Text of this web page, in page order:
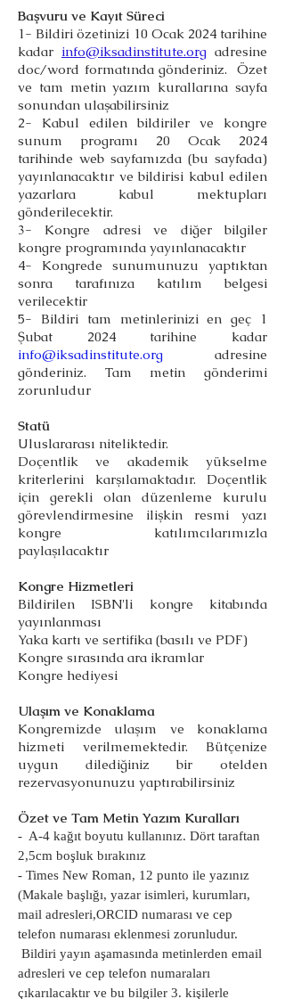
Başvuru ve Kayıt Süreci
1- Bildiri özetinizi 10 Ocak 2024 tarihine
kadar info@iksadinstitute.org adresine
doc/word formatında gönderiniz. Özet
ve tam metin yazım kurallarına sayfa
sonundan ulaşabilirsiniz
2- Kabul edilen bildiriler ve kongre
sunum programı 20 Ocak 2024
tarihinde web sayfamızda (bu sayfada)
yayınlanacaktır ve bildirisi kabul edilen
yazarlara kabul mektupları
gönderilecektir.
3- Kongre adresi ve diğer bilgiler
kongre programında yayınlanacaktır
4- Kongrede sunumunuzu yaptıktan
sonra tarafınıza katılım belgesi
verilecektir
5- Bildiri tam metinlerinizi en geç 1
Şubat 2024 tarihine kadar
info@iksadinstitute.org adresine
gönderiniz. Tam metin gönderimi
zorunludur
Statü
Uluslararası niteliktedir.
Doçentlik ve akademik yükselme
kriterlerini karşılamaktadır. Doçentlik
için gerekli olan düzenleme kurulu
görevlendirmesine ilişkin resmi yazı
kongre katılımcılarımızla
paylaşılacaktır
Kongre Hizmetleri
Bildirilen ISBN'li kongre kitabında
yayınlanması
Yaka kartı ve sertifika (basılı ve PDF)
Kongre sırasında ara ikramlar
Kongre hediyesi
Ulaşım ve Konaklama
Kongremizde ulaşım ve konaklama
hizmeti verilmemektedir. Bütçenize
uygun dilediğiniz bir otelden
rezervasyonunuzu yaptırabilirsiniz
Özet ve Tam Metin Yazım Kuralları
- A-4 kağıt boyutu kullanınız. Dört taraftan
2,5cm boşluk bırakınız
- Times New Roman, 12 punto ile yazınız
(Makale başlığı, yazar isimleri, kurumları,
mail adresleri,ORCID numarası ve cep
telefon numarası eklenmesi zorunludur.
Bildiri yayın aşamasında metinlerden email
adresleri ve cep telefon numaraları
çıkarılacaktır ve bu bilgiler 3. kişilerle